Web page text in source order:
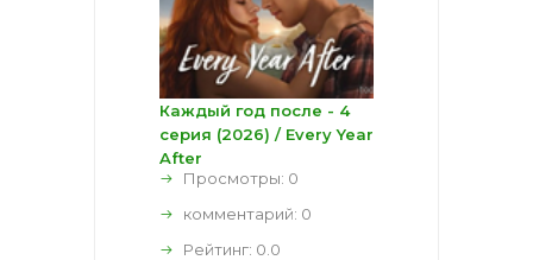
Каждый год после - 4
серия (2026) / Every Year
After
Просмотры: 0
комментарий: 0
Рейтинг: 0.0